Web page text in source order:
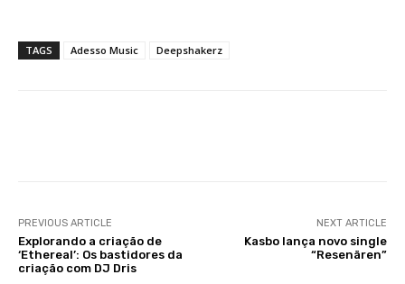
TAGS Adesso Music Deepshakerz
PREVIOUS ARTICLE
Explorando a criação de
‘Ethereal’: Os bastidores da
criação com DJ Dris
NEXT ARTICLE
Kasbo lança novo single
“Resenären”